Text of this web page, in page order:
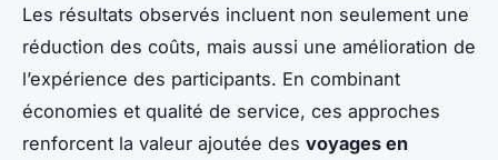
Les résultats observés incluent non seulement une
réduction des coûts, mais aussi une amélioration de
l’expérience des participants. En combinant
économies et qualité de service, ces approches
renforcent la valeur ajoutée des voyages en